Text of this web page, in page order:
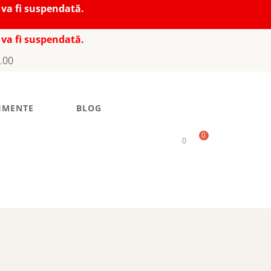
fi suspendată.
fi suspendată.
BLOG
0
0